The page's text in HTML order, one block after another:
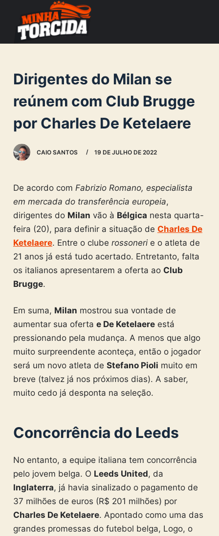
o
n
e
Dirigentes do Milan se
reúnem com Club Brugge
por Charles De Ketelaere
CAIO SANTOS 19 DE JULHO DE 2022
De acordo com Fabrizio Romano, especialista
em mercada do transferência europeia,
dirigentes do Milan vão à Bélgica nesta quarta-
feira (20), para definir a situação de Charles De
Ketelaere. Entre o clube rossonerie o atleta de
21 anos já está tudo acertado. Entretanto, falta
os italianos apresentarem a oferta ao Club
Brugge.
Em suma, Milan mostrou sua vontade de
aumentar sua oferta e De Ketelaereestá
pressionando pela mudança. A menos que algo
muito surpreendente aconteça, então o jogador
será um novo atleta de Stefano Pioli muito em
breve (talvez já nos próximos dias). A saber,
muito cedo já desponta na seleção.
Concorrência do Leeds
No entanto, a equipe italiana tem concorrência
pelo jovem belga. O Leeds United, da
Inglaterra, já havia sinalizado o pagamento de
37 milhões de euros (R$ 201 milhões) por
Charles De Ketelaere. Apontado como uma das
grandes promessas do futebol belga, Logo, o